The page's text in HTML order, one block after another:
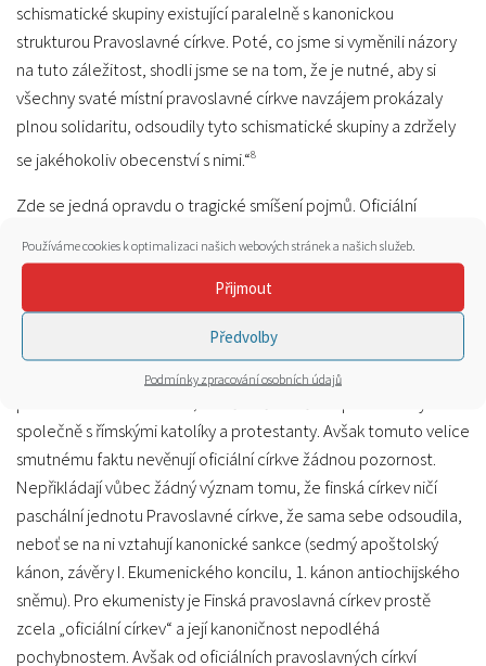
Používáme cookies k optimalizaci našich webových stránek a našich služeb.
Přijmout
Předvolby
Podmínky zpracování osobních údajů
schismatické skupiny existující paralelně s kanonickou
strukturou Pravoslavné církve. Poté, co jsme si vyměnili názory
na tuto záležitost, shodli jsme se na tom, že je nutné, aby si
všechny svaté místní pravoslavné církve navzájem prokázaly
plnou solidaritu, odsoudily tyto schismatické skupiny a zdržely
se jakéhokoliv obecenství s nimi.“8
Zde se jedná opravdu o tragické smíšení pojmů. Oficiální
představitelé Pravoslaví, horliví zastánci ekumenismu chyceni v
síti SRC, zaměňují věroučnou jednotu, kterou sami porušují, za
čistě vnější jednotu – administrativní jednotu církevní struktury,
instituciální jednotu, kterou považují za jednotu kanonickou.
Kam může dojít takové uvažování je patrné z následujícího
příkladu. Je známo, že Finská pravoslavná církev slaví i Paschu
podle nového kalendáře, odděleně od všech pravoslavných a
společně s římskými katolíky a protestanty. Avšak tomuto velice
smutnému faktu nevěnují oficiální církve žádnou pozornost.
Nepřikládají vůbec žádný význam tomu, že finská církev ničí
paschální jednotu Pravoslavné církve, že sama sebe odsoudila,
neboť se na ni vztahují kanonické sankce (sedmý apoštolský
kánon, závěry I. Ekumenického koncilu, 1. kánon antiochijského
sněmu). Pro ekumenisty je Finská pravoslavná církev prostě
zcela „oficiální církev“ a její kanoničnost nepodléhá
pochybnostem. Avšak od oficiálních pravoslavných církví